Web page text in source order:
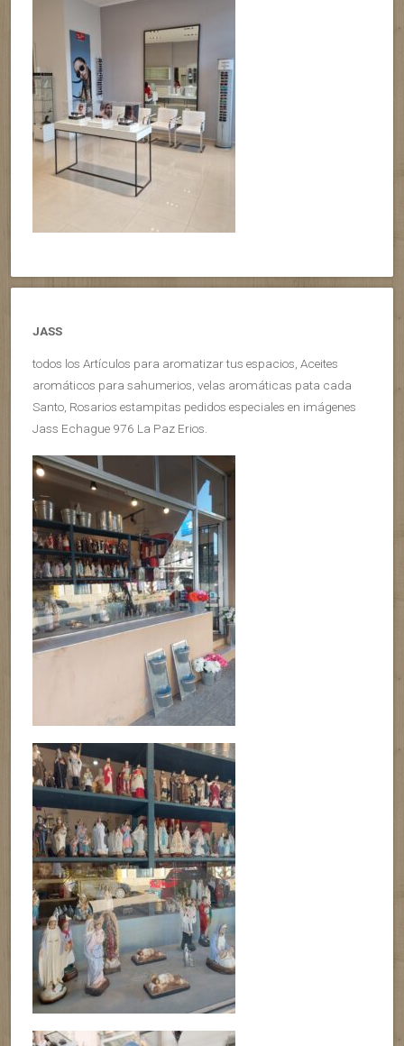
JASS
todos los Artículos para aromatizar tus espacios, Aceites
aromáticos para sahumerios, velas aromáticas pata cada
Santo, Rosarios estampitas pedidos especiales en imágenes
Jass Echague 976 La Paz Erios.